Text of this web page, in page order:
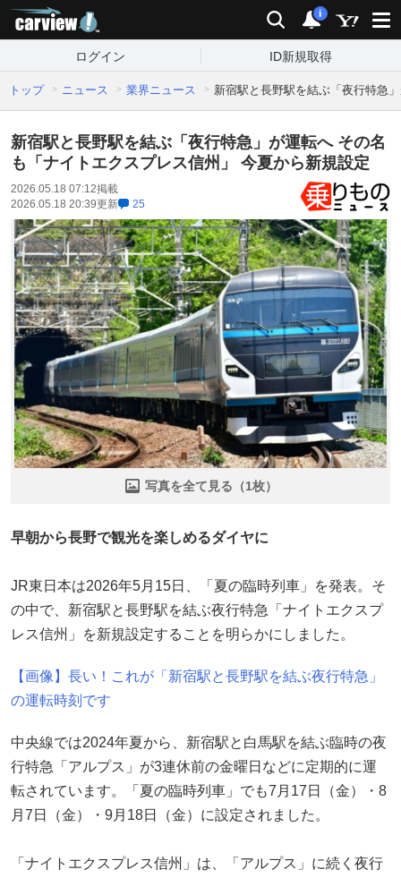
検索 通知
i
ログイン ID新規取得
トップ ニュース 業界ニュース 新宿駅と長野駅を結ぶ「夜行特急
新宿駅と長野駅を結ぶ「夜行特急」が運転へ その名
も「ナイトエクスプレス信州」 今夏から新規設定
2026.05.18 07:12掲載
2026.05.18 20:39更新 25
写真を全て見る（1枚）
早朝から長野で観光を楽しめるダイヤに
JR東日本は2026年5月15日、「夏の臨時列車」を発表。そ
の中で、新宿駅と長野駅を結ぶ夜行特急「ナイトエクスプ
レス信州」を新規設定することを明らかにしました。
【画像】長い！これが「新宿駅と長野駅を結ぶ夜行特急」
の運転時刻です
中央線では2024年夏から、新宿駅と白馬駅を結ぶ臨時の夜
行特急「アルプス」が3連休前の金曜日などに定期的に運
転されています。「夏の臨時列車」でも7月17日（金）・8
月7日（金）・9月18日（金）に設定されました。
「ナイトエクスプレス信州」は、「アルプス」に続く夜行